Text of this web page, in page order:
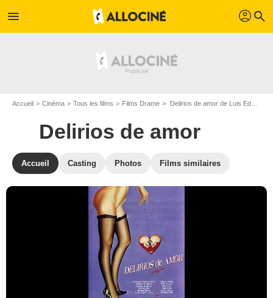
menu profil search
Accueil Cinéma Tous les films Films Drame Delirios de amor de Luis Eduardo Aute et Cristina Andreu
Delirios de amor
Accueil Casting Photos Films similaires